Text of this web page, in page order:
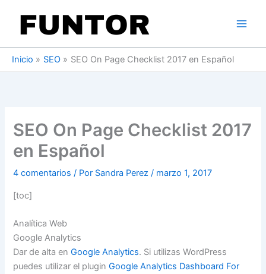
contenido
Inicio SEO SEO On Page Checklist 2017 en Español
SEO On Page Checklist 2017
en Español
4 comentarios / Por Sandra Perez/ marzo 1, 2017
[toc]
Analítica Web
Google Analytics
Dar de alta enGoogle Analytics. Si utilizas WordPress
puedes utilizar el pluginGoogle Analytics Dashboard For